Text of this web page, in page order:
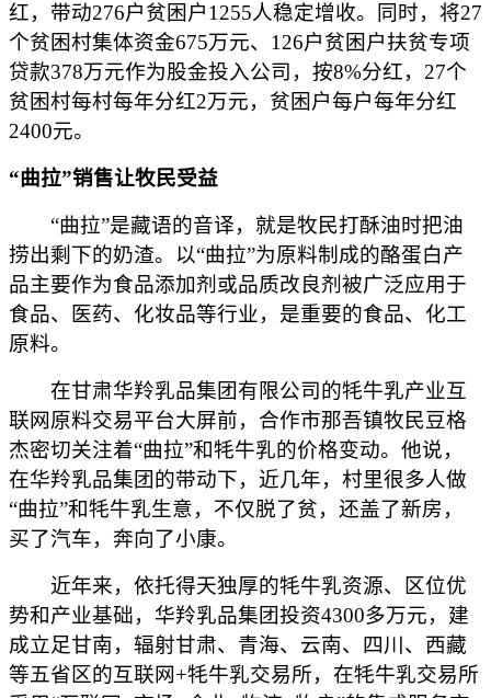
红，带动276户贫困户1255人稳定增收。同时，将27
个贫困村集体资金675万元、126户贫困户扶贫专项
贷款378万元作为股金投入公司，按8%分红，27个
贫困村每村每年分红2万元，贫困户每户每年分红
2400元。
“曲拉”销售让牧民受益
“曲拉”是藏语的音译，就是牧民打酥油时把油
捞出剩下的奶渣。以“曲拉”为原料制成的酪蛋白产
品主要作为食品添加剂或品质改良剂被广泛应用于
食品、医药、化妆品等行业，是重要的食品、化工
原料。
在甘肃华羚乳品集团有限公司的牦牛乳产业互
联网原料交易平台大屏前，合作市那吾镇牧民豆格
杰密切关注着“曲拉”和牦牛乳的价格变动。他说，
在华羚乳品集团的带动下，近几年，村里很多人做
“曲拉”和牦牛乳生意，不仅脱了贫，还盖了新房，
买了汽车，奔向了小康。
近年来，依托得天独厚的牦牛乳资源、区位优
势和产业基础，华羚乳品集团投资4300多万元，建
成立足甘南，辐射甘肃、青海、云南、四川、西藏
等五省区的互联网+牦牛乳交易所，在牦牛乳交易所